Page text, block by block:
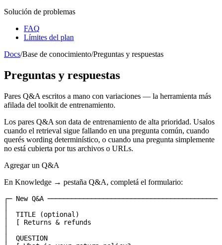
Solución de problemas
FAQ
Límites del plan
Docs/Base de conocimiento/Preguntas y respuestas
Preguntas y respuestas
Pares Q&A escritos a mano con variaciones — la herramienta más
afilada del toolkit de entrenamiento.
Los pares Q&A son data de entrenamiento de alta prioridad. Usalos
cuando el retrieval sigue fallando en una pregunta común, cuando
querés wording determinístico, o cuando una pregunta simplemente
no está cubierta por tus archivos o URLs.
Agregar un Q&A
En Knowledge → pestaña Q&A, completá el formulario:
┌─ New Q&A
│  TITLE (optional)
│  [ Returns & refunds
│  QUESTION